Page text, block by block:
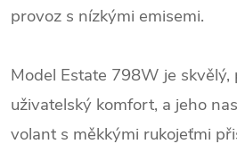
provoz s nízkými emisemi.
Model Estate 798W je skvělý,
uživatelský komfort, a jeho
volant s měkkými rukojeťmi